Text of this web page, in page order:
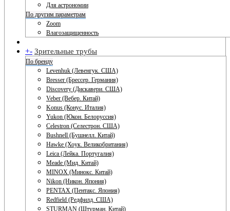
Для астрономии
По другим параметрам
Zoom
Влагозащищенность
+- Зрительные трубы
По бренду
Levenhuk (Левенгук. США)
Bresser (Брессер. Германия)
Discovery (Дискавери. США)
Veber (Вебер. Китай)
Konus (Конус. Италия)
Yukon (Юкон. Белоруссия)
Celestron (Селестрон. США)
Bushnell (Бушнелл. Китай)
Hawke (Хоук. Великобритания)
Leica (Лейка. Португалия)
Meade (Мид. Китай)
MINOX (Минокс. Китай)
Nikon (Никон. Япония)
PENTAX (Пентакс. Япония)
Redfield (Редфилд. США)
STURMAN (Штурман. Китай)